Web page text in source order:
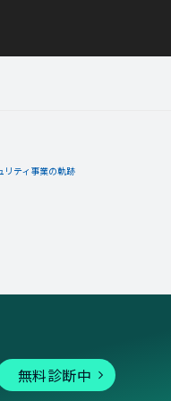
リティ事業の軌跡
無料診断中